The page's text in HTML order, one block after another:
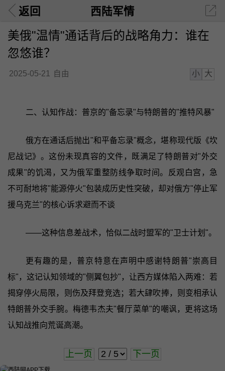
返回 西陆军情
美俄"温情"通话背后的战略角力：谁在
忽悠谁？
2025-05-21 自由 小 大
二、认知作战：普京的"备忘录"与特朗普的"推特风暴"
俄方在通话后抛出"和平备忘录"概念，堪称现代版《坎
尼战记》。这份未现真容的文件，既满足了特朗普对"外交
成果"的饥渴，又为俄军重整防线争取时间。反观白宫，急
不可耐地将"能源停火"包装成历史性突破，却对俄方"停止军
援乌克兰"的核心诉求避而不谈
——这种信息差战术，恰似二战时盟军的"卫士计划"。
更有趣的是，普京特意在声明中感谢特朗普"崇高目
标"，这记认知领域的"侧翼包抄"，让西方媒体陷入两难：若
揭穿停火局限，则伤及拜登竞选；若大肆吹捧，则变相承认
特朗普外交手腕。梅德韦杰夫"餐厅菜单"的嘲讽，更将这场
认知战推向荒诞高潮。
上一页 下一页